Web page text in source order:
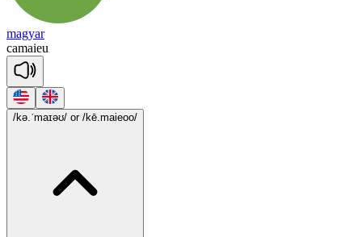
magyar
camaieu
/kə.ˈmaɪəʊ/ or /kē.maieoo/